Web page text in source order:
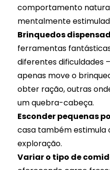
comportamento
mentalmente
Brinquedos
ferramentas
diferentes dificuldades
apenas move o
obter ração, outras
um quebra-cabeça.
Esconder pequenas
casa também estimula
exploração.
Variar o tipo de